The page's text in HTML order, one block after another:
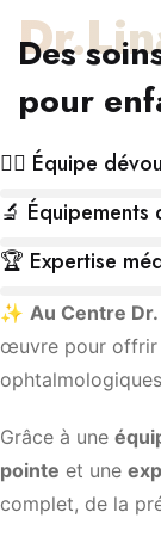
Des
pour
👩‍⚕️ Équipe
🔬 Équipements
🏆 Expertise
✨ Au Centre
œuvre pour offrir
Grâce à une
pointe et une
complet, de la